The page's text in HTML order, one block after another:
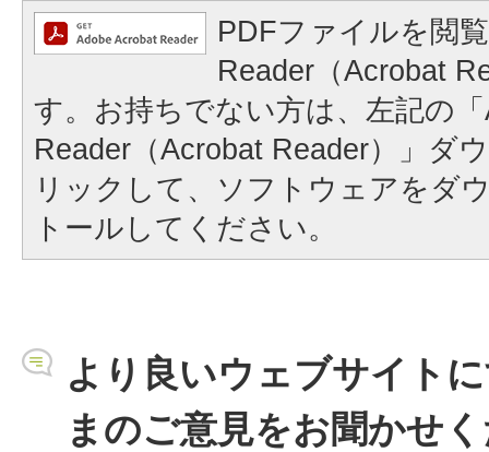
PDFファイルを閲
Reader（Acrobat
す。お持ちでない方は、左記の
Reader（Acrobat Reader）」ダ
リックして、ソフトウェアをダ
トールしてください。
より良いウェブサイト
まのご意見をお聞かせ